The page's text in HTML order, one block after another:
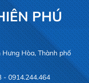
PHÚ
Hòa, Thành phố
- 0914.244.464